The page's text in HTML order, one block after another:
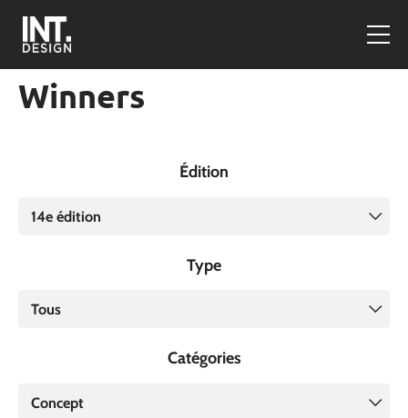
Winners
Édition
14e édition
Type
Tous
Catégories
Concept